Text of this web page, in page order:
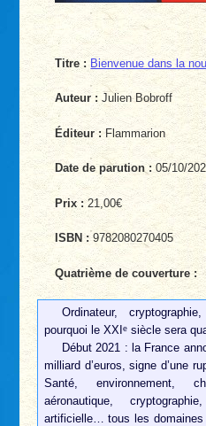
Titre : Bienvenue dans la
Auteur : Julien Bobroff
Éditeur : Flammarion
Date de parution : 05/10/
Prix :21,00€
ISBN :9782080270405
Quatrième de couverture :
Ordinateur,
pourquoi le XXIᵉ siècle sera
Début 2021 : la France
milliard d’euros, signe d’une
Santé, environnement,
aéronautique,
artificielle… tous les domaines